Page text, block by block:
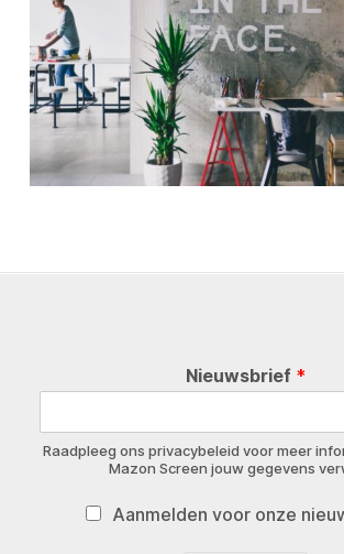
Nieuwsbrief *
Raadpleeg ons privacybeleid voor meer
Mazon Screen jouw gegevens
Aanmelden voor onze